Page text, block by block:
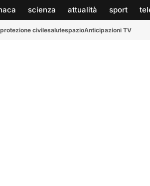
scienza attualità sport
protezione civilesalutespazioAnticipazioni TV